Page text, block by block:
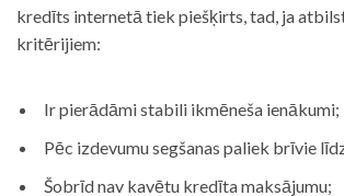
kredīts internetā tiek piešķirts, tad, ja
kritērijiem:
Ir pierādāmi stabili ikmēneša ienākumi;
Pēc izdevumu segšanas paliek brīvie
Šobrīd nav kavētu kredīta maksājumu;